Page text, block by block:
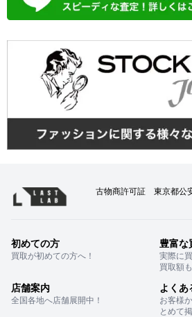
古物商許可証 東京都公
初めての方
買取が初めての方へ！
豊富な
実際に
買取額
店舗案内
全国各地へ店舗展開中！
よくあ
お客様
とめて